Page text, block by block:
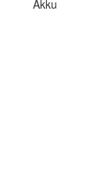
Akku